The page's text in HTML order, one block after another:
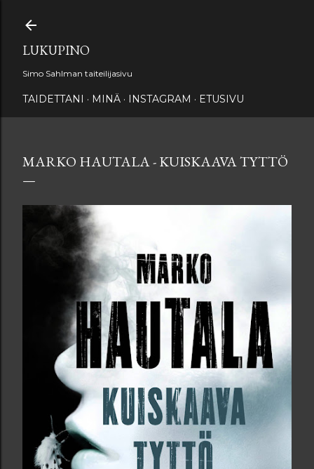
LUKUPINO
Simo Sahlman taiteilijasivu
TAIDETTANI MINÄ INSTAGRAM ETUSIVU
MARKO HAUTALA - KUISKAAVA TYTTÖ